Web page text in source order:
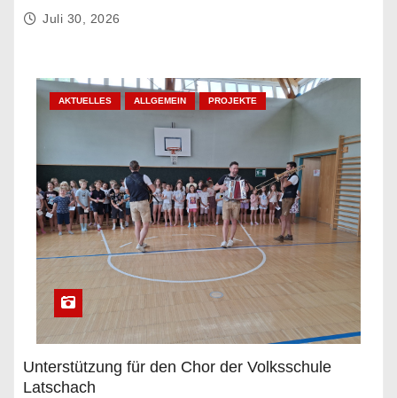
Juli 30, 2026
AKTUELLES ALLGEMEIN PROJEKTE
Unterstützung für den Chor der Volksschule
Latschach